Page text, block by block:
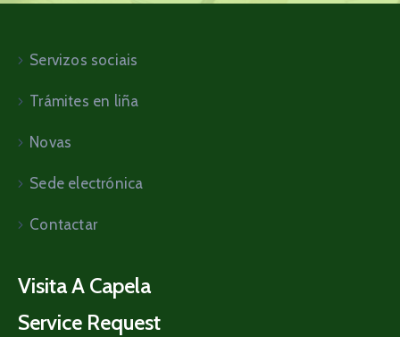
Servizos sociais
Trámites en liña
Novas
Sede electrónica
Contactar
Visita A Capela
Service Request